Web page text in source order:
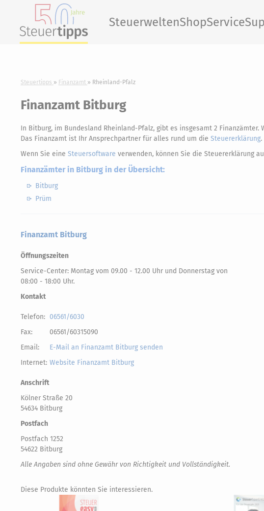
SteuerweltenShopService
Steuertipps Finanzamt Rheinland-Pfalz
Finanzamt Bitburg
In Bitburg, im Bundesland Rheinland-Pfalz, gibt es insgesamt 2
Das Finanzamt ist Ihr Ansprechpartner für alles rund um die Steuererklärung.
Wenn Sie eine Steuersoftware verwenden, können Sie die Steuererklärung
Finanzämter in Bitburg in der Übersicht:
Bitburg
Prüm
Finanzamt Bitburg
Öffnungszeiten
Service-Center: Montag vom 09.00 - 12.00 Uhr und Donnerstag von
08:00 - 18:00 Uhr.
Kontakt
Telefon: 06561/6030
Fax:
06561/60315090
Email:
E-Mail an Finanzamt Bitburg senden
Internet: Website Finanzamt Bitburg
Anschrift
Kölner Straße 20
54634 Bitburg
Postfach
Postfach 1252
54622 Bitburg
Alle Angaben sind ohne Gewähr von Richtigkeit und Vollständigkeit.
Diese Produkte könnten Sie interessieren.